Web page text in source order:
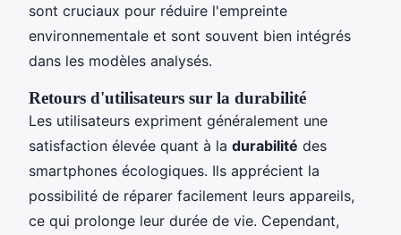
sont cruciaux pour réduire l'empreinte
environnementale et sont souvent bien intégrés
dans les modèles analysés.
Retours d'utilisateurs sur la durabilité
Les utilisateurs expriment généralement une
satisfaction élevée quant à la durabilité des
smartphones écologiques. Ils apprécient la
possibilité de réparer facilement leurs appareils,
ce qui prolonge leur durée de vie. Cependant,